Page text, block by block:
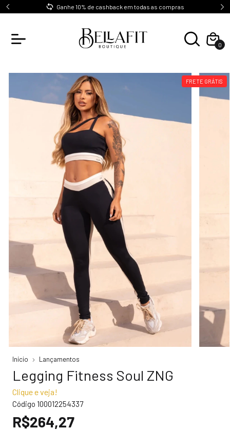
Ganhe 10% de cashback em todas as compras
0
FRETE GRÁTIS
Início Lançamentos
Legging Fitness Soul ZNG
Clique e veja!
Código 100012254337
R$264,27